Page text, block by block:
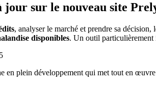
jour sur le nouveau site
, analyser le marché et prendre sa décision,
disponibles. Un outil particulièrement
en plein développement qui met tout en